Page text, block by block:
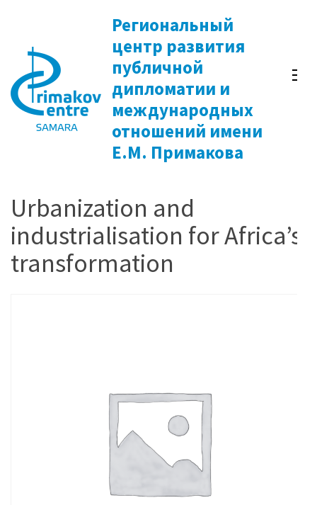
содержимому
(нажмите
Enter)
Региональный
центр развития
публичной
дипломатии и
международных
отношений имени
Е.М. Примакова
Urbanization and
industrialisation for Africa’s
transformation